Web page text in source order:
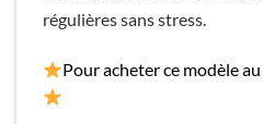
régulières sans stress.
Pour acheter ce modèle